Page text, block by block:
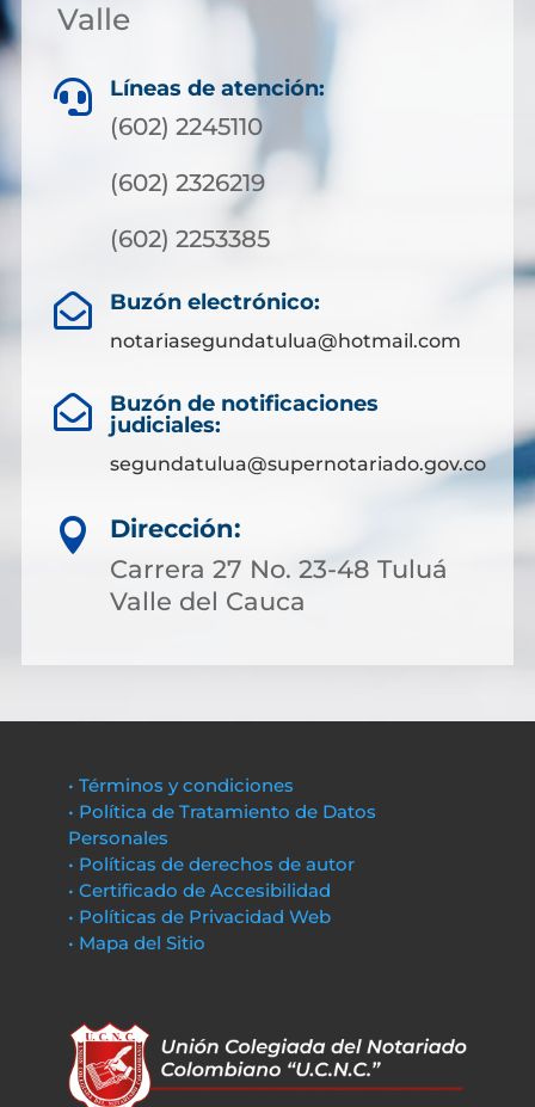
Valle
 Líneas de atención:
(602) 2245110
(602) 2326219
(602) 2253385
 Buzón electrónico:
notariasegundatulua@hotmail.com

Buzón de notificaciones
judiciales:
segundatulua@supernotariado.gov.co

Dirección:
Carrera 27 No. 23-48 Tuluá
Valle del Cauca
• Términos y condiciones
• Política de Tratamiento de Datos
Personales
• Políticas de derechos de autor
• Certificado de Accesibilidad
• Políticas de Privacidad Web
• Mapa del Sitio